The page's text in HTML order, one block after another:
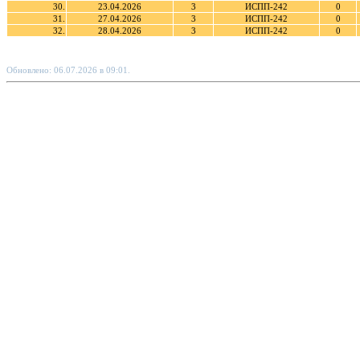
30.
23.04.2026 3 ИСПП-242
0
31.
27.04.2026 3 ИСПП-242
0
32.
28.04.2026 3 ИСПП-242 0
Обновлено: 06.07.2026 в 09:01.